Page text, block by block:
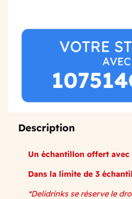
Description
Un échantillon offert avec
Dans la limite de 3
*Delidrinks se réserve le